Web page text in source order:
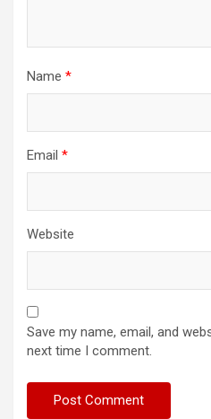
Name *
Email *
Website
Save my name, email, and
next time I comment.